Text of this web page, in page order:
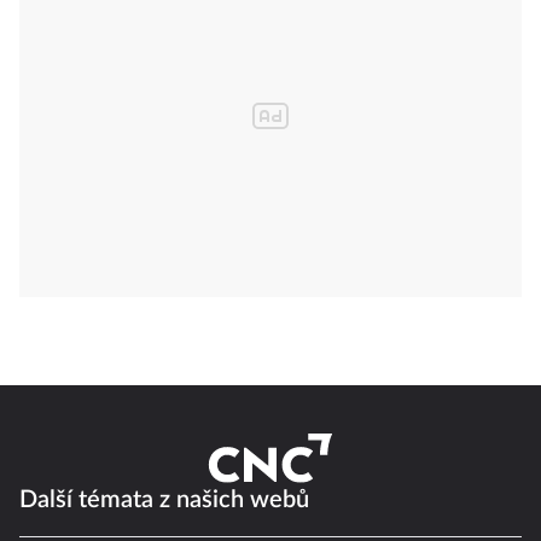
Další témata z našich webů